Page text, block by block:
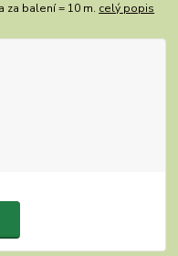
za balení = 10 m. celý popis